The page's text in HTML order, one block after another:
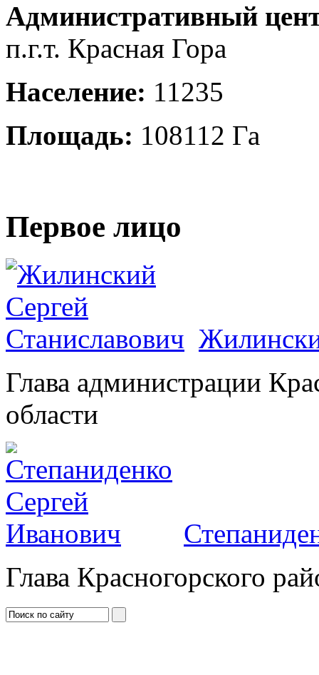
Административный
п.г.т. Красная Гора
Население: 11235
Площадь: 108112 Га
Первое лицо
Глава администрации
области
Глава Красногорского